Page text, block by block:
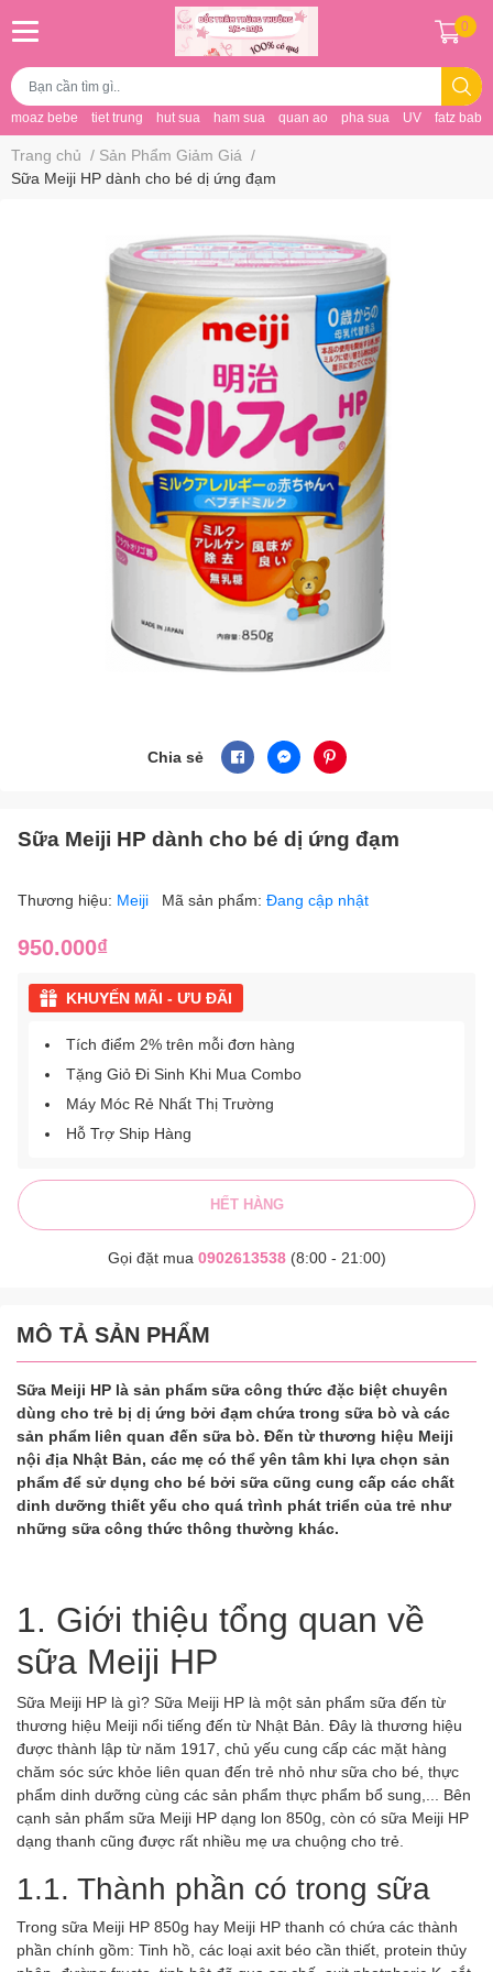
moaz bebe tiet trung hut sua ham sua quan ao pha sua UV fatz baby
0
Trang chủ / Sản Phẩm Giảm Giá /
Sữa Meiji HP dành cho bé dị ứng đạm
Chia sẻ
Sữa Meiji HP dành cho bé dị ứng đạm
Thương hiệu: Meiji Mã sản phẩm: Đang cập nhật
950.000₫
KHUYẾN MÃI - ƯU ĐÃI
Tích điểm 2% trên mỗi đơn hàng
Tặng Giỏ Đi Sinh Khi Mua Combo
Máy Móc Rẻ Nhất Thị Trường
Hỗ Trợ Ship Hàng
HẾT HÀNG
Gọi đặt mua 0902613538(8:00 - 21:00)
MÔ TẢ SẢN PHẨM
Sữa Meiji HP là sản phẩm sữa công thức đặc biệt chuyên
dùng cho trẻ bị dị ứng bởi đạm chứa trong sữa bò và các
sản phẩm liên quan đến sữa bò. Đến từ thương hiệu Meiji
nội địa Nhật Bản, các mẹ có thể yên tâm khi lựa chọn sản
phẩm để sử dụng cho bé bởi sữa cũng cung cấp các chất
dinh dưỡng thiết yếu cho quá trình phát triển của trẻ như
những sữa công thức thông thường khác.
1. Giới thiệu tổng quan về
sữa Meiji HP
Sữa Meiji HP là gì? Sữa Meiji HP là một sản phẩm sữa đến từ
thương hiệu Meiji nổi tiếng đến từ Nhật Bản. Đây là thương hiệu
được thành lập từ năm 1917, chủ yếu cung cấp các mặt hàng
chăm sóc sức khỏe liên quan đến trẻ nhỏ như sữa cho bé, thực
phẩm dinh dưỡng cùng các sản phẩm thực phẩm bổ sung,... Bên
cạnh sản phẩm sữa Meiji HP dạng lon 850g, còn có sữa Meiji HP
dạng thanh cũng được rất nhiều mẹ ưa chuộng cho trẻ.
1.1. Thành phần có trong sữa
Trong sữa Meiji HP 850g hay Meiji HP thanh có chứa các thành
phần chính gồm: Tinh hồ, các loại axit béo cần thiết, protein thủy